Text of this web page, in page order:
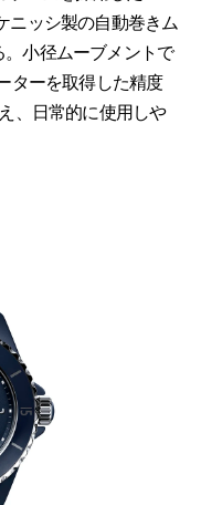
ニッシ製の自動巻きム
。小径ムーブメントで
ターを取得した精度
、日常的に使用しや